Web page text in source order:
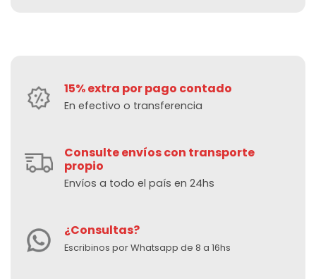
15% extra por pago contado
En efectivo o transferencia
Consulte envíos con transporte
propio
Envíos a todo el país en 24hs
¿Consultas?
Escribinos por Whatsapp de 8 a 16hs